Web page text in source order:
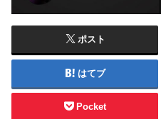
ポスト
はてブ
Pocket